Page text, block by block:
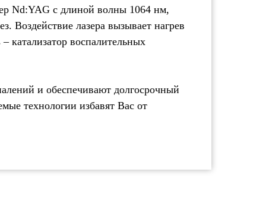
Nd:YAG с длиной волны 1064 нм,
Воздействие лазера вызывает нагрев
катализатор воспалительных
и обеспечивают долгосрочный
технологии избавят Вас от